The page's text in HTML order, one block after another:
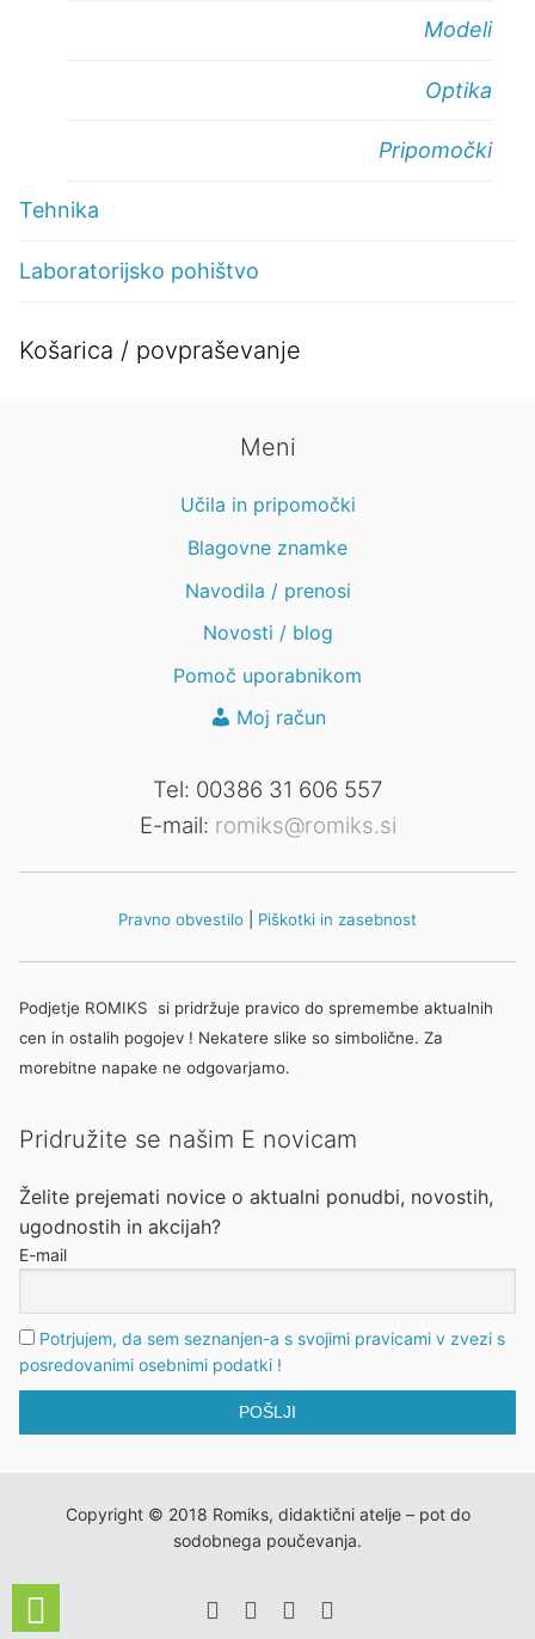
Modeli
Optika
Pripomočki
Tehnika
Laboratorijsko pohištvo
Košarica / povpraševanje
Meni
Učila in pripomočki
Blagovne znamke
Navodila / prenosi
Novosti / blog
Pomoč uporabnikom
Moj račun
Tel: 00386 31 606 557
E-mail: romiks@romiks.si
Pravno obvestilo Piškotki in zasebnost
Podjetje ROMIKS si pridržuje pravico do spremembe aktualnih
cen in ostalih pogojev ! Nekatere slike so simbolične. Za
morebitne napake ne odgovarjamo.
Pridružite se našim E novicam
Želite prejemati novice o aktualni ponudbi, novostih,
ugodnostih in akcijah?
E-mail
Potrjujem, da sem seznanjen-a s svojimi pravicami v zvezi s
posredovanimi osebnimi podatki !
Copyright © 2018 Romiks, didaktični atelje – pot do
sodobnega poučevanja.